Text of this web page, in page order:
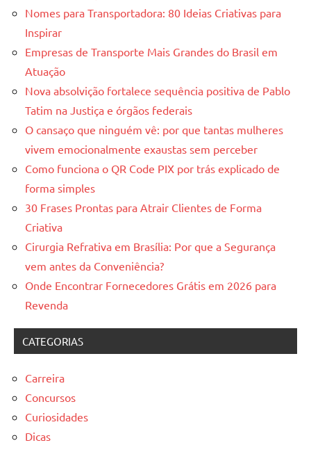
Nomes para Transportadora: 80 Ideias Criativas para
Inspirar
Empresas de Transporte Mais Grandes do Brasil em
Atuação
Nova absolvição fortalece sequência positiva de Pablo
Tatim na Justiça e órgãos federais
O cansaço que ninguém vê: por que tantas mulheres
vivem emocionalmente exaustas sem perceber
Como funciona o QR Code PIX por trás explicado de
forma simples
30 Frases Prontas para Atrair Clientes de Forma
Criativa
Cirurgia Refrativa em Brasília: Por que a Segurança
vem antes da Conveniência?
Onde Encontrar Fornecedores Grátis em 2026 para
Revenda
CATEGORIAS
Carreira
Concursos
Curiosidades
Dicas